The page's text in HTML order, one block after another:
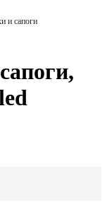
и сапоги